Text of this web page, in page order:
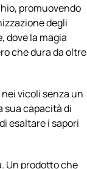
promuovendo
degli
dove la magia
che dura da oltre
vicoli senza un
sua capacità di
esaltare i sapori
Un prodotto che